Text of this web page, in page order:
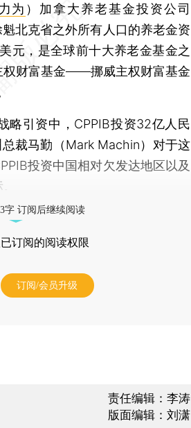
为 ） 加拿大养老基金投资公司
魁北克省之外所有人口的养老金资
元，是全球前十大养老金基金之
权财富基金——挪威主权财富基金
引资中，CPPIB投资32亿人民
裁马勤（Mark Machin）对于这
投资中国相对欠发达地区以及
字 订阅后继续阅读
订阅的阅读权限
订阅/会员升级
责任编辑：李涛
版面编辑：刘潇